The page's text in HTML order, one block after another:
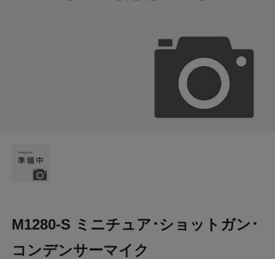
M1280-S ミニチュア･ショットガン･
コンデンサーマイク